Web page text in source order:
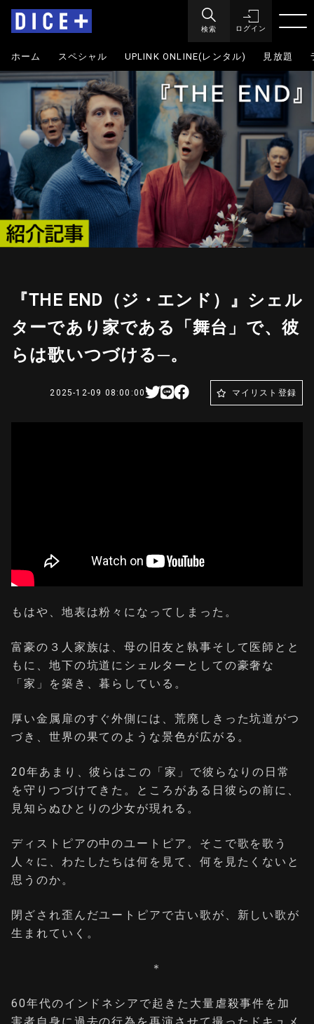
検索 ログイン
ホーム スペシャル UPLINK ONLINE(レンタル) 見放題
『THE END（ジ・エンド）』シェル
ターであり家である「舞台」で、彼
らは歌いつづける─。
2025-12-09 08:00:00 マイリスト登録
もはや、地表は粉々になってしまった。
富豪の３人家族は、母の旧友と執事そして医師とと
もに、地下の坑道にシェルターとしての豪奢な
「家」を築き、暮らしている。
厚い金属扉のすぐ外側には、荒廃しきった坑道がつ
づき、世界の果てのような景色が広がる。
20年あまり、彼らはこの「家」で彼らなりの日常
を守りつづけてきた。ところがある日彼らの前に、
見知らぬひとりの少女が現れる。
ディストピアの中のユートピア。そこで歌を歌う
人々に、わたしたちは何を見て、何を見たくないと
思うのか。
閉ざされ歪んだユートピアで古い歌が、新しい歌が
生まれていく。
＊
60年代のインドネシアで起きた大量虐殺事件を加